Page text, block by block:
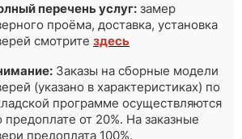
перечень услуг: замер
проёма, доставка, установка
смотрите здесь
Заказы на сборные модели
(указано в характеристиках) по
программе осуществляются
предоплате от 20%. На заказные
предоплата 100%.